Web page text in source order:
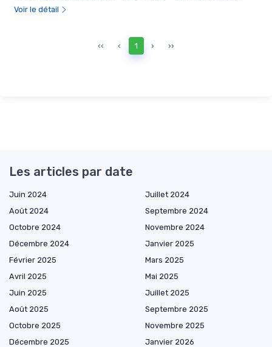
Voir le détail
‹‹ ‹ 1 › ››
Les articles par date
Juin 2024
Juillet 2024
Août 2024
Septembre 2024
Octobre 2024
Novembre 2024
Décembre 2024
Janvier 2025
Février 2025
Mars 2025
Avril 2025
Mai 2025
Juin 2025
Juillet 2025
Août 2025
Septembre 2025
Octobre 2025
Novembre 2025
Décembre 2025
Janvier 2026